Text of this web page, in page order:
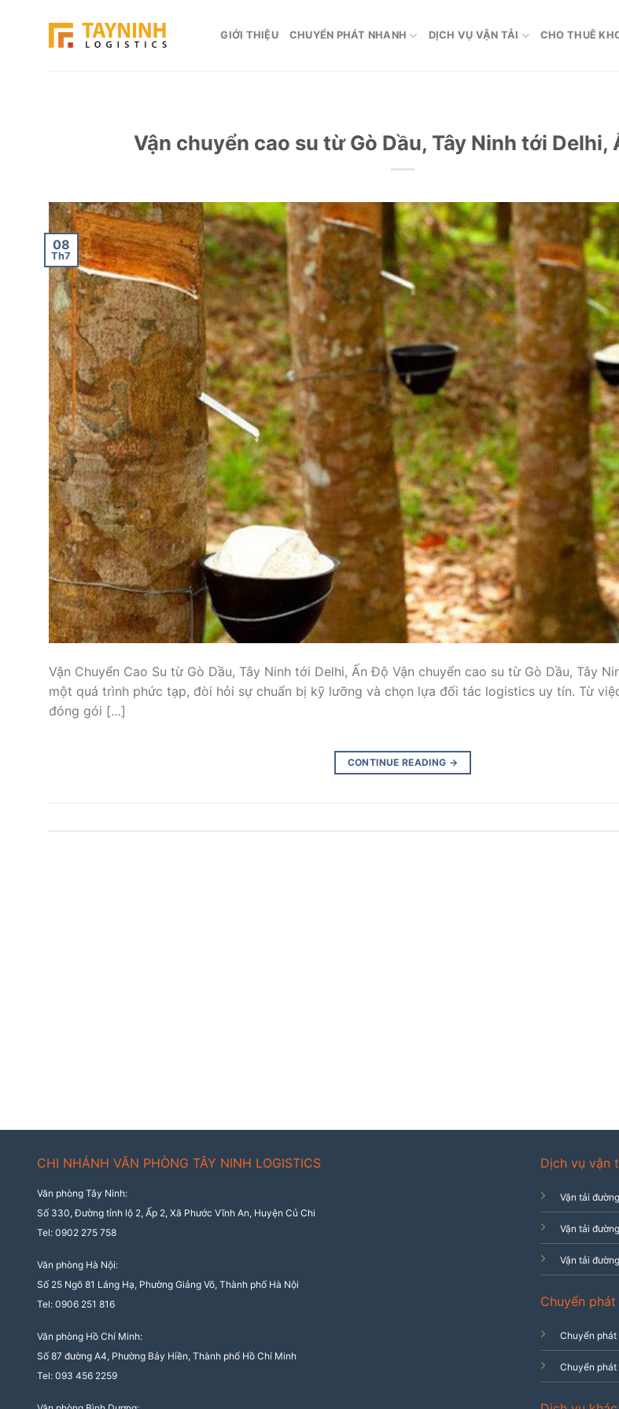
GIỚI THIỆU CHUYỂN PHÁT NHANH DỊCH VỤ VẬN TẢI CHO THUÊ
Vận chuyển cao su từ Gò Dầu, Tây Ninh tới Delhi,
08
Th7
Vận Chuyển Cao Su từ Gò Dầu, Tây Ninh tới Delhi, Ấn Độ Vận chuyển cao su từ Gò Dầu, Tây
một quá trình phức tạp, đòi hỏi sự chuẩn bị kỹ lưỡng và chọn lựa đối tác logistics uy tín. Từ
đóng gói […]
CONTINUE READING →
CHI NHÁNH VĂN PHÒNG TÂY NINH LOGISTICS
Văn phòng Tây Ninh:
Số 330, Đường tỉnh lộ 2, Ấp 2, Xã Phước Vĩnh An, Huyện Củ Chi
Tel: 0902 275 758
Văn phòng Hà Nội:
Số 25 Ngõ 81 Láng Hạ, Phường Giảng Võ, Thành phố Hà Nội
Tel: 0906 251 816
Văn phòng Hồ Chí Minh:
Số 87 đường A4, Phường Bảy Hiền, Thành phố Hồ Chí Minh
Tel: 093 456 2259
Dịch vụ vận
Vận tải
Vận tải
Vận tải
Chuyển phát
Chuyển phát
Chuyển